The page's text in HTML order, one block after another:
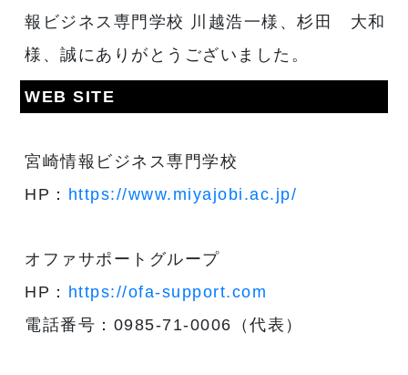
報ビジネス専門学校 川越浩一様、杉田 大和
様、誠にありがとうございました。
WEB SITE
宮崎情報ビジネス専門学校
HP： https://www.miyajobi.ac.jp/
オファサポートグループ
HP： https://ofa-support.com
電話番号：0985-71-0006（代表）